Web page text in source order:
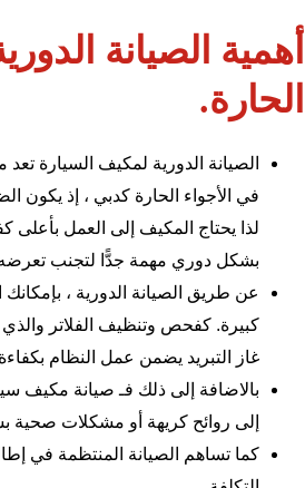
أهمية الصيانة
الحارة.
الصيانة الدورية لمكيف السيارة
في الأجواء الحارة كدبي ، إذ يكون
لذا يحتاج المكيف إلى العمل بأعلى
بشكل دوري مهمة جدًّا لتجنب تعرضه
عن طريق الصيانة الدورية ،
كبيرة. كفحص وتنظيف الفلاتر
غاز التبريد يضمن عمل النظام
بالاضافة إلى ذلك فـ صيانة مكيف
إلى روائح كريهة أو مشكلات صحية
كما تساهم الصيانة المنتظمة في